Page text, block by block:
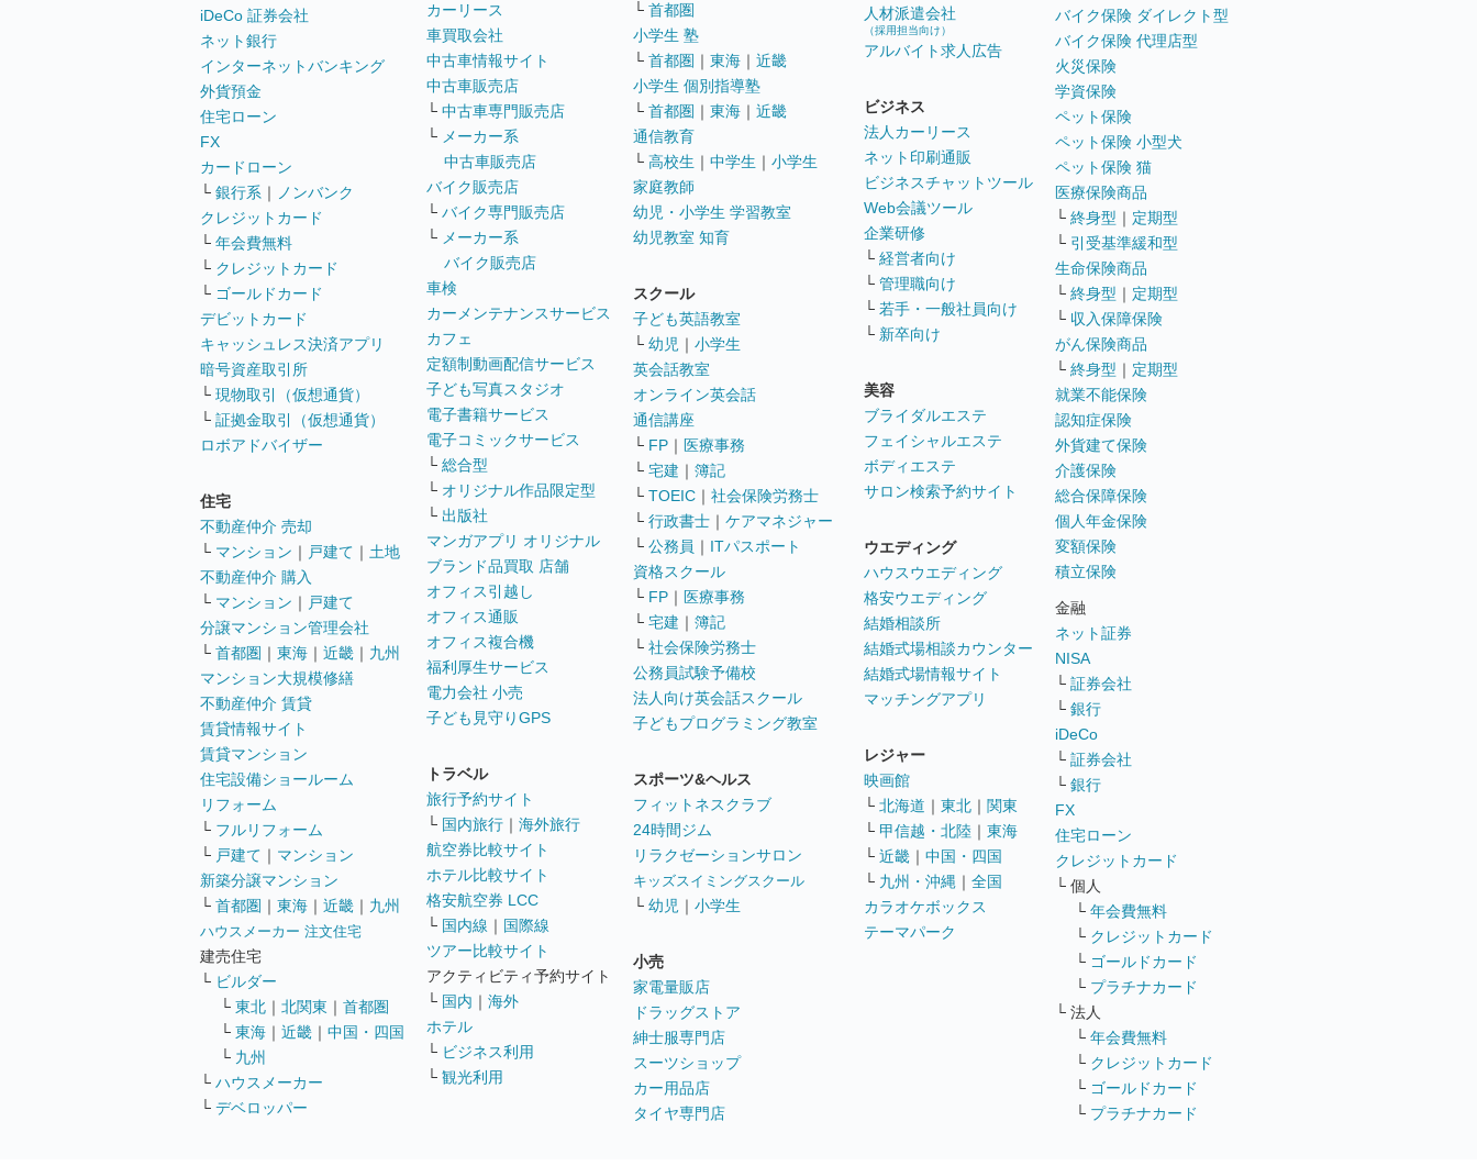
iDeCo 証券会社
ネット銀行
インターネットバンキング
外貨預金
住宅ローン
FX
カードローン
└ 銀行系 ｜
ノンバンク
クレジットカード
└ 年会費無料
└ クレジットカード
└ ゴールドカード
デビットカード
キャッシュレス決済アプリ
暗号資産取引所
└ 現物取引（仮想通貨）
└ 証拠金取引（仮想通貨）
ロボアドバイザー
住宅
不動産仲介 売却
└ マンション ｜ 戸建て ｜ 土地
不動産仲介 購入
└ マンション ｜ 戸建て
分譲マンション管理会社
└ 首都圏 ｜ 東海 ｜ 近畿 ｜ 九州
マンション大規模修繕
不動産仲介 賃貸
賃貸情報サイト
賃貸マンション
住宅設備ショールーム
リフォーム
└ フルリフォーム
└ 戸建て ｜ マンション
新築分譲マンション
└ 首都圏 ｜ 東海 ｜ 近畿 ｜ 九州
ハウスメーカー 注文住宅
建売住宅
└ ビルダー
└ 東北 ｜ 北関東 ｜ 首都圏
└ 東海 ｜ 近畿 ｜ 中国・四国
└ 九州
└ ハウスメーカー
└ デベロッパー
カーリース
車買取会社
中古車情報サイト
中古車販売店
└ 中古車専門販売店
└ メーカー系
中古車販売店
バイク販売店
└ バイク専門販売店
└ メーカー系
バイク販売店
車検
カーメンテナンスサービス
カフェ
定額制動画配信サービス
子ども写真スタジオ
電子書籍サービス
電子コミックサービス
└ 総合型
└ オリジナル作品限定型
└ 出版社
マンガアプリ オリジナル
ブランド品買取 店舗
オフィス引越し
オフィス通販
オフィス複合機
福利厚生サービス
電力会社 小売
子ども見守りGPS
トラベル
旅行予約サイト
└ 国内旅行 ｜ 海外旅行
航空券比較サイト
ホテル比較サイト
格安航空券 LCC
└ 国内線 ｜ 国際線
ツアー比較サイト
アクティビティ予約サイト
└ 国内 ｜ 海外
ホテル
└ ビジネス利用
└ 観光利用
└ 首都圏
小学生 塾
└ 首都圏 ｜ 東海 ｜ 近畿
小学生 個別指導塾
└ 首都圏 ｜ 東海 ｜ 近畿
通信教育
└ 高校生 ｜ 中学生 ｜ 小学生
家庭教師
幼児・小学生 学習教室
幼児教室 知育
スクール
子ども英語教室
└ 幼児 ｜ 小学生
英会話教室
オンライン英会話
通信講座
└ FP ｜ 医療事務
└ 宅建 ｜ 簿記
└ TOEIC ｜ 社会保険労務士
└ 行政書士 ｜ ケアマネジャー
└ 公務員 ｜ ITパスポート
資格スクール
└ FP ｜ 医療事務
└ 宅建 ｜ 簿記
└ 社会保険労務士
公務員試験予備校
法人向け英会話スクール
子どもプログラミング教室
スポーツ&ヘルス
フィットネスクラブ
24時間ジム
リラクゼーションサロン
キッズスイミングスクール
└ 幼児 ｜ 小学生
小売
家電量販店
ドラッグストア
紳士服専門店
スーツショップ
カー用品店
タイヤ専門店
人材派遣会社
（採用担当向け）
アルバイト求人広告
ビジネス
法人カーリース
ネット印刷通販
ビジネスチャットツール
Web会議ツール
企業研修
└ 経営者向け
└ 管理職向け
└ 若手・一般社員向け
└ 新卒向け
美容
ブライダルエステ
フェイシャルエステ
ボディエステ
サロン検索予約サイト
ウエディング
ハウスウエディング
格安ウエディング
結婚相談所
結婚式場相談カウンター
結婚式場情報サイト
マッチングアプリ
レジャー
映画館
└ 北海道 ｜ 東北 ｜ 関東
└ 甲信越・北陸 ｜ 東海
└ 近畿 ｜ 中国・四国
└ 九州・沖縄 ｜ 全国
カラオケボックス
テーマパーク
バイク保険 ダイレクト型
バイク保険 代理店型
火災保険
学資保険
ペット保険
ペット保険 小型犬
ペット保険 猫
医療保険商品
└ 終身型 ｜ 定期型
└ 引受基準緩和型
生命保険商品
└ 終身型 ｜ 定期型
└ 収入保障保険
がん保険商品
└ 終身型 ｜ 定期型
就業不能保険
認知症保険
外貨建て保険
介護保険
総合保障保険
個人年金保険
変額保険
積立保険
金融
ネット証券
NISA
└ 証券会社
└ 銀行
iDeCo
└ 証券会社
└ 銀行
FX
住宅ローン
クレジットカード
└ 個人
└ 年会費無料
└ クレジットカード
└ ゴールドカード
└ プラチナカード
└ 法人
└ 年会費無料
└ クレジットカード
└ ゴールドカード
└ プラチナカード